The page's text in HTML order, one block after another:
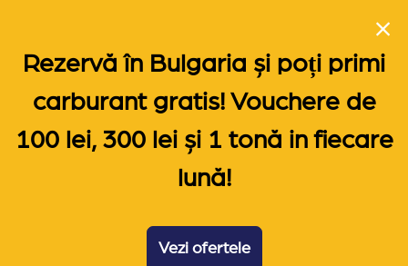
Rezervă în Bulgaria și poți primi
carburant gratis! Vouchere de
100 lei, 300 lei și 1 tonă in fiecare
lună!
Vezi ofertele